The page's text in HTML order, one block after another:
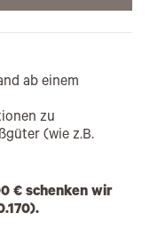
ab einem
zu
(wie z.B.
€ schenken wir